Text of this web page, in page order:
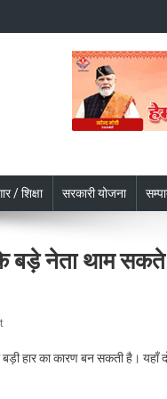
/ शिक्षा सरकारी योजना
नेता थाम सकते
On
चुनावहार का कारण बन सकती है। यहाँ